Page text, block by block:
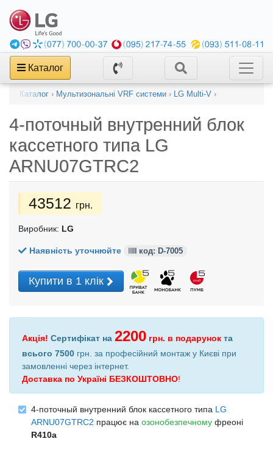
Каталог
Каталог › Мультизональні VRF системи › LG Multi-V ›
4-поточный внутренний блок
кассетного типа LG
ARNU07GTRC2
43512 грн.
Виробник: LG
Наявність уточнюйте код: D-7005
Купити в 1 клік
Акція! Сертифікат на 2200 грн. в подарунок та
всього 7500 грн. за професійний монтаж у Києві при
замовленні через інтернет.
Доставка по Україні БЕЗКОШТОВНО!
4-поточный внутренний блок кассетного типа LG
ARNU07GTRC2 працює на озонобезпечному фреоні
R410a